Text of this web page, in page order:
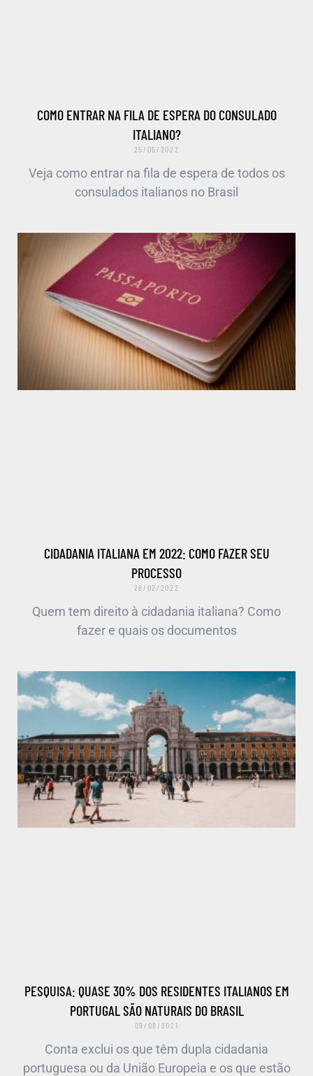
COMO ENTRAR NA FILA DE ESPERA DO CONSULADO
ITALIANO?
25/05/2022
Veja como entrar na fila de espera de todos os
consulados italianos no Brasil
CIDADANIA ITALIANA EM 2022: COMO FAZER SEU
PROCESSO
26/02/2022
Quem tem direito à cidadania italiana? Como
fazer e quais os documentos
PESQUISA: QUASE 30% DOS RESIDENTES ITALIANOS EM
PORTUGAL SÃO NATURAIS DO BRASIL
09/08/2021
Conta exclui os que têm dupla cidadania
portuguesa ou da União Europeia e os que estão